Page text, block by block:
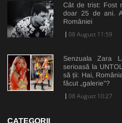
Cât de trist: Fost
doar 25 de ani.
României
08 August 11:59
Senzuala Zara
serioasă la
să ții: Hai,
făcut „galerie”?
08 August 10:27
CATEGORII